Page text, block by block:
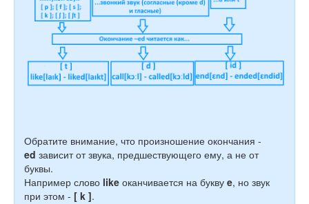
Обратите внимание, что произношение окончания -
ed зависит от звука, предшествующего ему, а не от
буквы.
Например слово like оканчивается на букву e, но звук
при этом - [ k ].